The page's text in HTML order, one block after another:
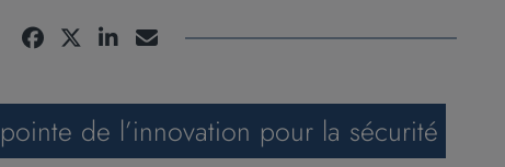
de l’innovation pour la sécurité